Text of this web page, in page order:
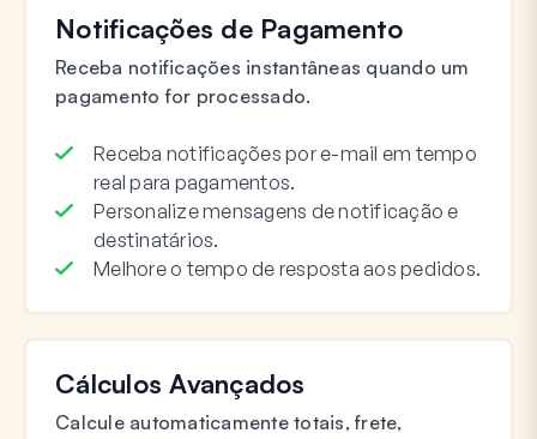
Notificações de Pagamento
Receba notificações instantâneas quando um
pagamento for processado.
Receba notificações por e-mail em tempo
real para pagamentos.
Personalize mensagens de notificação e
destinatários.
Melhore o tempo de resposta aos pedidos.
Cálculos Avançados
Calcule automaticamente totais, frete,